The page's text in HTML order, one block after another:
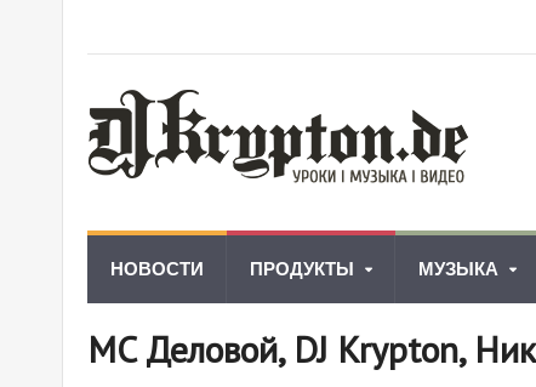
НОВОСТИ ПРОДУКТЫ МУЗЫКА
MC Деловой, DJ Krypton,